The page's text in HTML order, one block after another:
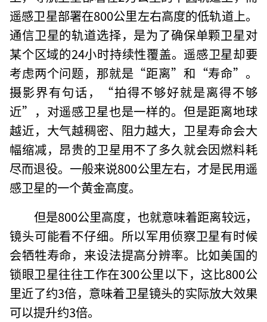
遥感卫星部署在800公里左右高度的低轨道上。
通信卫星的轨道选择，是为了确保单颗卫星对
某个区域的24小时持续性覆盖。遥感卫星却要
考虑两个问题，那就是“距离”和“寿命”。
摄影界有句话，“拍得不够好就是离得不够
近”，对遥感卫星也是一样的。但是距离地球
越近，大气越稠密、阻力越大，卫星寿命会大
幅缩减，昂贵的卫星用不了多久就会因燃料耗
尽而退役。一般来说800公里左右，才是民用遥
感卫星的一个黄金高度。
但是800公里高度，也就意味着距离较远，
镜头可能看不仔细。所以军用侦察卫星有时候
会牺牲寿命，来设法提高分辨率。比如美国的
锁眼卫星往往工作在300公里以下，这比800公
里近了约3倍，意味着卫星镜头的实际放大效果
可以提升约3倍。